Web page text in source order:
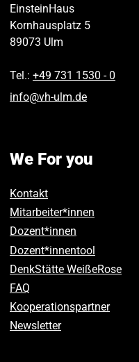
EinsteinHaus
Kornhausplatz 5
89073 Ulm
Tel.: +49 731 1530 ‑ 0
info@vh-ulm.de
We For you
Kontakt
Mitarbeiter*innen
Dozent*innen
Dozent*innentool
DenkStätte WeißeRose
FAQ
Kooperationspartner
Newsletter